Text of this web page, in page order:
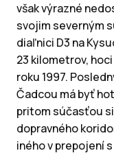
však výrazné
svojim severným
diaľnici D3 na
23 kilometrov,
roku 1997.
Čadcou má byť
pritom súčasťou
dopravného
iného v prepojení